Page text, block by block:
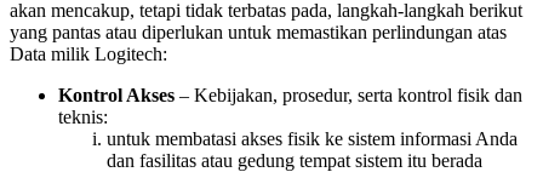
akan mencakup, tetapi tidak terbatas pada, langkah-langkah berikut
yang pantas atau diperlukan untuk memastikan perlindungan atas
Data milik Logitech:
Kontrol Akses – Kebijakan, prosedur, serta kontrol fisik dan
teknis:
untuk membatasi akses fisik ke sistem informasi Anda
dan fasilitas atau gedung tempat sistem itu berada